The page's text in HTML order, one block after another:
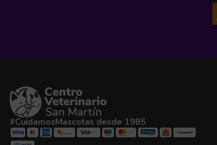
#CuidamosMascotas desde 1985